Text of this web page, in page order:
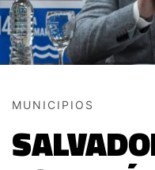
MUNICIPIOS